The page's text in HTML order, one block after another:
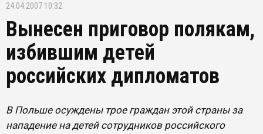
24.04.2007 10:32
Вынесен приговор полякам,
избившим детей
российских дипломатов
В Польше осуждены трое граждан этой страны за
нападение на детей сотрудников российского